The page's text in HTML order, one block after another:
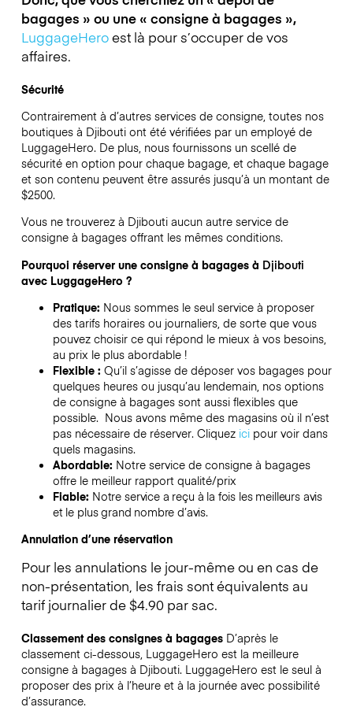
bagages » ou une « consigne à bagages »,
LuggageHeroest là pour s’occuper de vos
affaires.
Sécurité
Contrairement à d’autres services de consigne,toutes nos
boutiques à Djiboutiont été vérifiées par un employé de
LuggageHero. De plus, nous fournissons un scellé de
sécurité en option pour chaque bagage, et chaque bagage
et son contenu peuvent être assurés jusqu’à un montant de
$2500.
Vous ne trouverez à Djiboutiaucun autre service de
consigne à bagages offrant les mêmes conditions.
Pourquoi réserver une consigne à bagages à Djibouti
avec LuggageHero ?
Pratique: Nous sommes le seul service à proposer
des tarifs horaires ou journaliers, de sorte que vous
pouvez choisir ce qui répond le mieux à vos besoins,
au prix le plus abordable !
Flexible : Qu’il s’agisse de déposer vos bagages pour
quelques heures ou jusqu’au lendemain, nos options
de consigne à bagages sont aussi flexibles que
possible. Nous avons même des magasins où il n’est
pas nécessaire de réserver. Cliquez icipour voir dans
quels magasins.
Abordable: Notre service de consigne à bagages
offre le meilleur rapport qualité/prix
Fiable: Notre service a reçu à la fois les meilleurs avis
et le plus grand nombre d’avis.
Annulation d’une réservation
Pour les annulations le jour-même ou en cas de
non-présentation, les frais sont équivalents au
tarif journalier de $4.90 par sac.
Classement des consignes à bagages D’après le
classement ci-dessous, LuggageHero est la meilleure
consigne à bagages à Djibouti. LuggageHero est le seul à
proposer des prix à l’heure et à la journée avec possibilité
d’assurance.